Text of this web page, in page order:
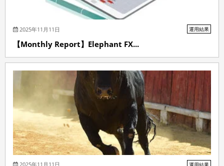
2025年11月11日 運用結果
【Monthly Report】Elephant FX...
2025年11月11日 運用結果